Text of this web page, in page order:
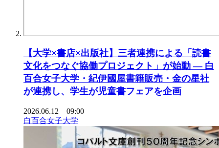
【大学×書店×出版社】三者連携による「読書
文化をつなぐ協働プロジェクト」が始動 ― 白
百合女子大学・紀伊國屋書籍販売・金の星社
が連携し、学生が児童書フェアを企画
2026.06.12 09:00
白百合女子大学